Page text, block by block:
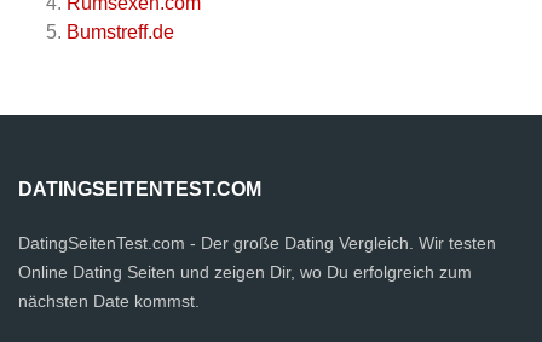
Bumstreff.de
DATINGSEITENTEST.COM
DatingSeitenTest.com - Der große Dating Vergleich. Wir testen
Online Dating Seiten und zeigen Dir, wo Du erfolgreich zum
nächsten Date kommst.